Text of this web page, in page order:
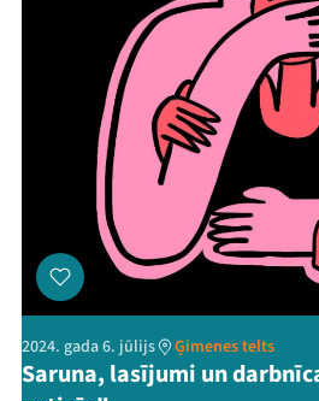
2024. gada 6. jūlijs Ģimenes telts
Saruna, lasījumi un